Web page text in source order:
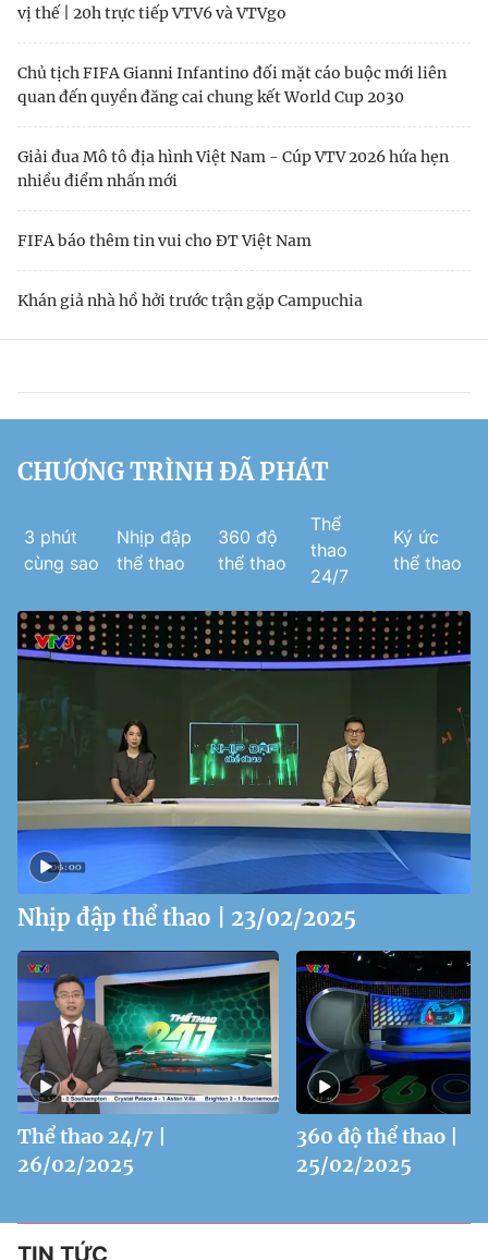
vị thế | 20h trực tiếp VTV6 và VTVgo
Chủ tịch FIFA Gianni Infantino đối mặt cáo buộc mới liên
quan đến quyền đăng cai chung kết World Cup 2030
Giải đua Mô tô địa hình Việt Nam - Cúp VTV 2026 hứa hẹn
nhiều điểm nhấn mới
FIFA báo thêm tin vui cho ĐT Việt Nam
Khán giả nhà hồ hởi trước trận gặp Campuchia
CHƯƠNG TRÌNH ĐÃ PHÁT
3 phút
cùng sao
Nhịp đập
thể thao
360 độ
thể thao
Thể
thao
24/7
Ký ức
thể thao
Nhịp đập thể thao | 23/02/2025
Thể thao 24/7 |
26/02/2025
360 độ thể thao |
25/02/2025
TIN TỨC